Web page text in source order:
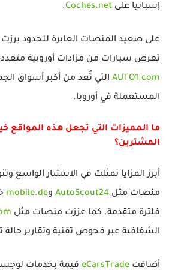
إسبانيا على Coches.net
.
على صعيد المنصات العابرة للحدود برزت
تعرض سيارات من مزادات أوروبية
AUTO1.com التي تُعد من أكبر أسواق
المستعملة في أوروبا.
ما المميزات التي تجعل هذه المواقع
المشترين؟
أبرز المزايا تمثلت في الانتشار الواسع
منصات مثل AutoScout24 وmobile.de
فلترة متقدمة. كما عززت منصات مثل
الشفافية عبر فحوص تقنية وتقارير حالة
أضافت eCarsTrade قيمة بخدمات